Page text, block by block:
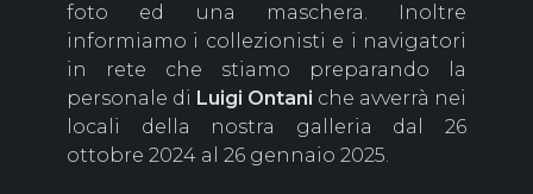
foto ed una maschera. Inoltre
informiamo i collezionisti e i navigatori
in rete che stiamo preparando la
personale di Luigi Ontani che avverrà nei
locali della nostra galleria dal 26
ottobre 2024 al 26 gennaio 2025.